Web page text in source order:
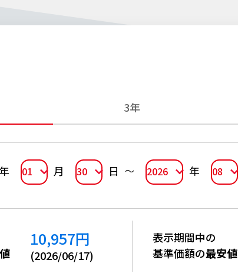
3年
01 月 30 日 2026 年 08
10,957円
(2026/06/17)
表示期間中の
基準価額の最安値